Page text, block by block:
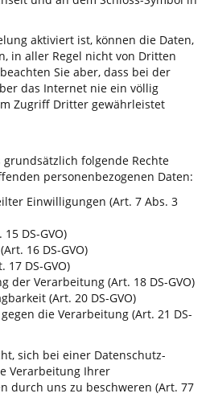
aktiviert ist, können die Daten,
in aller Regel nicht von Dritten
Sie aber, dass bei der
das Internet nie ein völlig
Zugriff Dritter gewährleistet
folgende Rechte
personenbezogenen Daten:
Einwilligungen (Art. 7 Abs. 3
DS-GVO)
16 DS-GVO)
17 DS-GVO)
der Verarbeitung (Art. 18 DS-GVO)
(Art. 20 DS-GVO)
die Verarbeitung (Art. 21 DS-
sich bei einer Datenschutz-
Verarbeitung Ihrer
durch uns zu beschweren (Art. 77